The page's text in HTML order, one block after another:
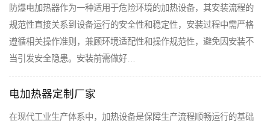
防爆电加热器作为一种适用于危险环境的加热设备，其安装流程的
规范性直接关系到设备运行的安全性和稳定性，安装过程中需严格
遵循相关操作准则，兼顾环境适配性和操作规范性，避免因安装不
当引发安全隐患。安装前需做好…
电加热器定制厂家
在现代工业生产体系中，加热设备是保障生产流程顺畅运行的基础